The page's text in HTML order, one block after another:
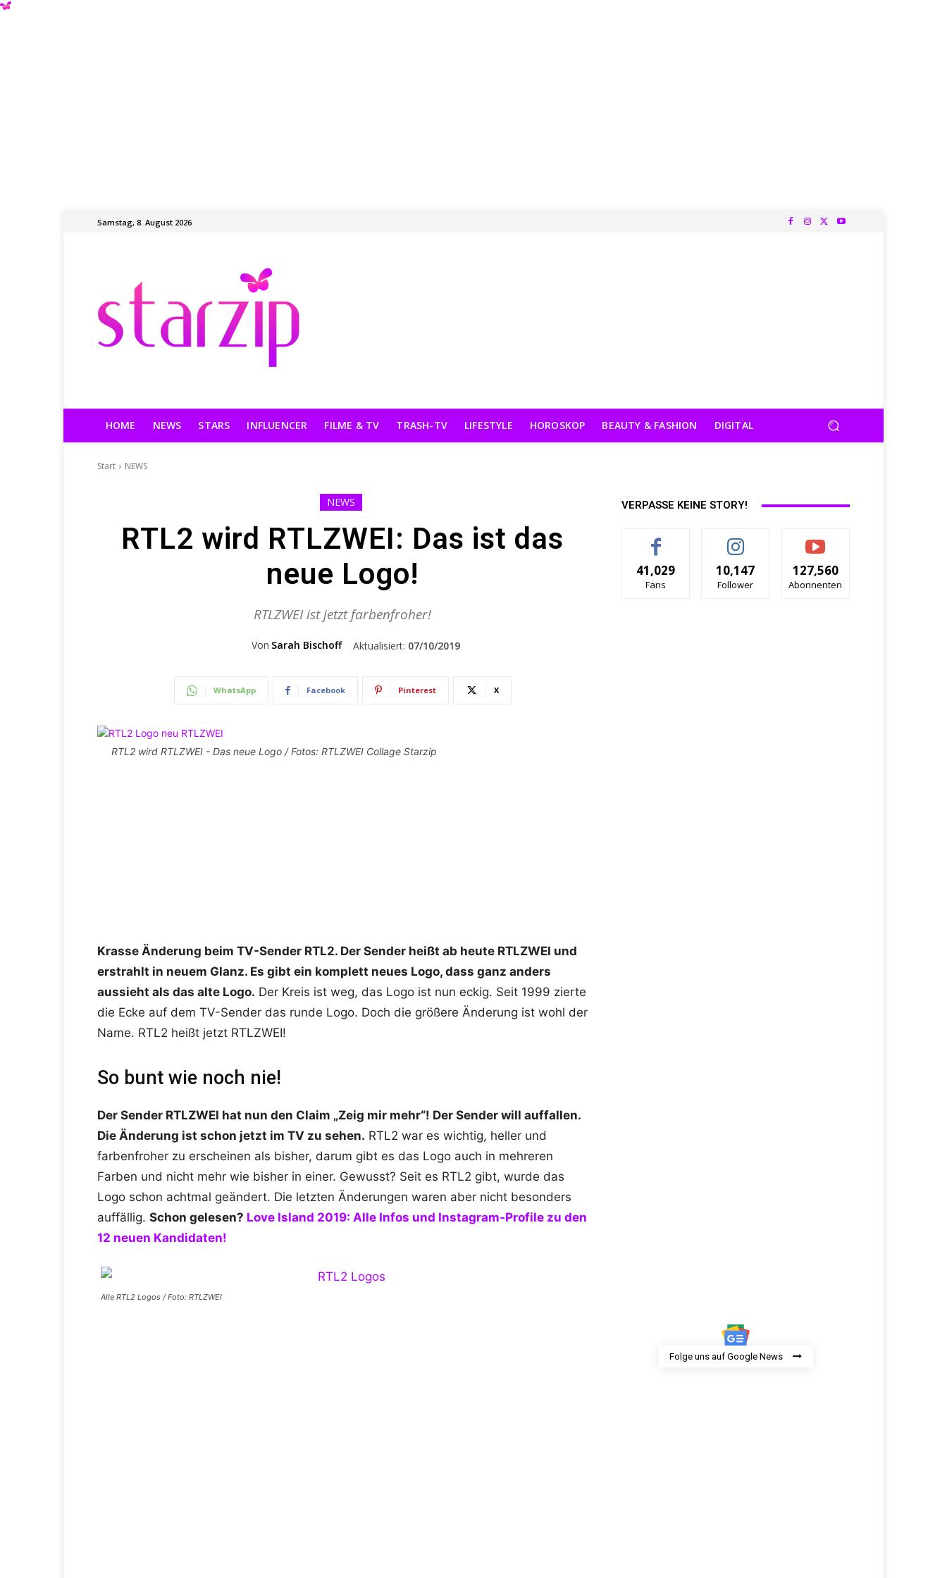
Samstag, 8. August 2026
HOME NEWS STARS INFLUENCER FILME & TV TRASH-TV LIFESTYLE HOROSKOP BEAUTY & FASHION DIGITAL
Start NEWS
NEWS
RTL2 wird RTLZWEI: Das ist das
neue Logo!
RTLZWEI ist jetzt farbenfroher!
Von Sarah Bischoff Aktualisiert: 07/10/2019
WhatsApp Facebook Pinterest X
RTL2 wird RTLZWEI - Das neue Logo / Fotos: RTLZWEI Collage Starzip
Krasse Änderung beim TV-Sender RTL2. Der Sender heißt ab heute RTLZWEI und
erstrahlt in neuem Glanz. Es gibt ein komplett neues Logo, dass ganz anders
aussieht als das alte Logo. Der Kreis ist weg, das Logo ist nun eckig. Seit 1999 zierte
die Ecke auf dem TV-Sender das runde Logo. Doch die größere Änderung ist wohl der
Name. RTL2 heißt jetzt RTLZWEI!
So bunt wie noch nie!
Der Sender RTLZWEI hat nun den Claim „Zeig mir mehr“! Der Sender will auffallen.
Die Änderung ist schon jetzt im TV zu sehen. RTL2 war es wichtig, heller und
farbenfroher zu erscheinen als bisher, darum gibt es das Logo auch in mehreren
Farben und nicht mehr wie bisher in einer. Gewusst? Seit es RTL2 gibt, wurde das
Logo schon achtmal geändert. Die letzten Änderungen waren aber nicht besonders
auffällig. Schon gelesen? Love Island 2019: Alle Infos und Instagram-Profile zu den
12 neuen Kandidaten!
Alle RTL2 Logos / Foto: RTLZWEI
VERPASSE KEINE STORY!
41,029
Fans
10,147
Follower
127,560
Abonnenten
Folge uns auf Google News